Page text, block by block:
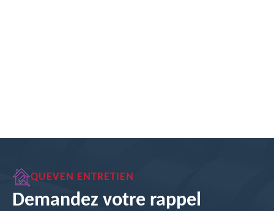
QUEVEN ENTRETIEN
Demandez votre rappel